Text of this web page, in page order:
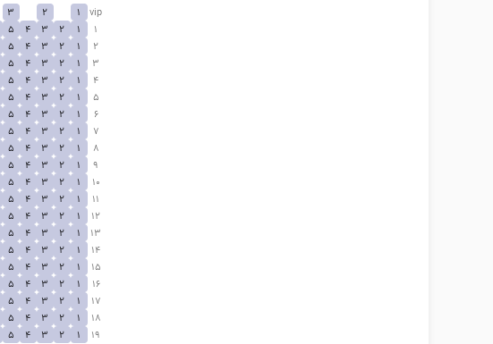
vip
1
2
3
1
1
2
3
4
5
2
1
2
3
4
5
3
1
2
3
4
5
4
1
2
3
4
5
5
1
2
3
4
5
6
1
2
3
4
5
7
1
2
3
4
5
8
1
2
3
4
5
9
1
2
3
4
5
10
1
2
3
4
5
11
1
2
3
4
5
12
1
2
3
4
5
13
1
2
3
4
5
14
1
2
3
4
5
15
1
2
3
4
5
16
1
2
3
4
5
17
1
2
3
4
5
18
1
2
3
4
5
19
1
2
3
4
5